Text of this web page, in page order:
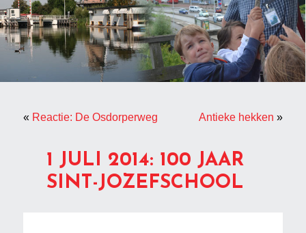
« Reactie: De Osdorperweg Antieke hekken »
1 JULI 2014: 100 JAAR
SINT-JOZEFSCHOOL